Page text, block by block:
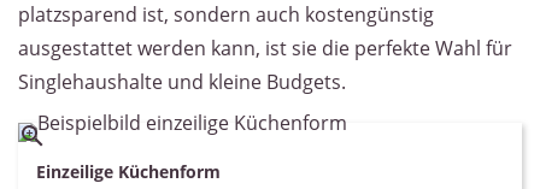
platzsparend ist, sondern auch kostengünstig
ausgestattet werden kann, ist sie die perfekte Wahl für
Singlehaushalte und kleine Budgets.
Einzeilige Küchenform